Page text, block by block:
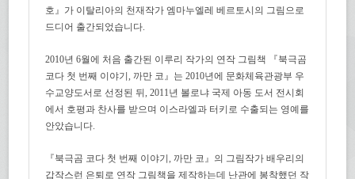
호』가 이탈리아의 천재작가 엠마누엘레 베르토시의 그림으로
드디어 출간되었습니다.
2010년 6월에 처음 출간된 이루리 작가의 연작 그림책 『북극곰
코다 첫 번째 이야기, 까만 코』는 2010년에 문화체육관광부 우
수교양도서로 선정된 뒤, 2011년 볼로냐 국제 아동 도서 전시회
에서 호평과 찬사를 받으며 이스라엘과 터키로 수출되는 영예를
안았습니다.
『북극곰 코다 첫 번째 이야기, 까만 코』의 그림작가 배우리의
갑작스런 은퇴로 연작 그림책을 제작하는데 난관에 봉착했던 작